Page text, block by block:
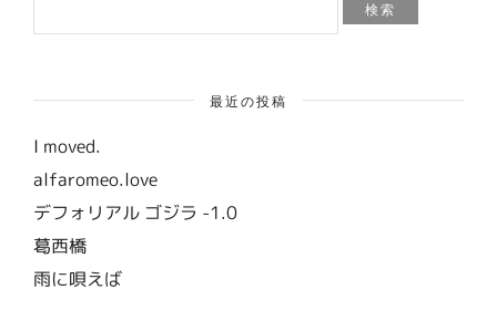
最近の投稿
I moved.
alfaromeo.love
デフォリアル ゴジラ -1.0
葛西橋
雨に唄えば